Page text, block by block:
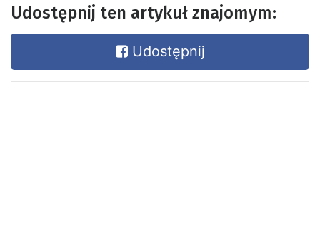
Udostępnij ten artykuł znajomym:
Udostępnij